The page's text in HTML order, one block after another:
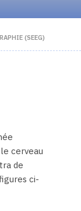
(SEEG)
cerveau
de
ci-